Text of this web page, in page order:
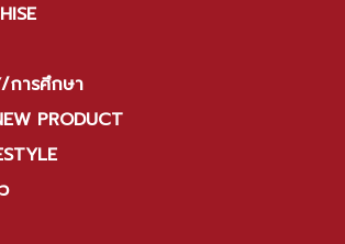
การศึกษา
PRODUCT